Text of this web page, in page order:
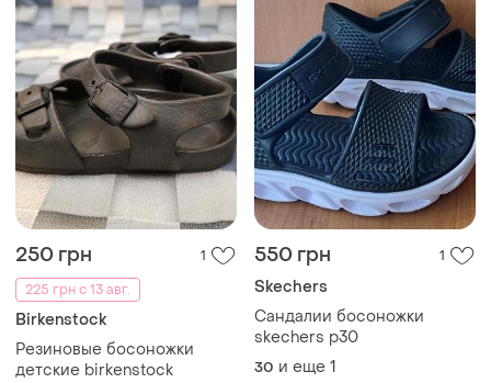
250 грн
1
225 грн с 13 авг.
Birkenstock
Резиновые босоножки
детские birkenstock
550 грн 1
Skechers
Сандалии босоножки
skechers p30
30 и еще 1